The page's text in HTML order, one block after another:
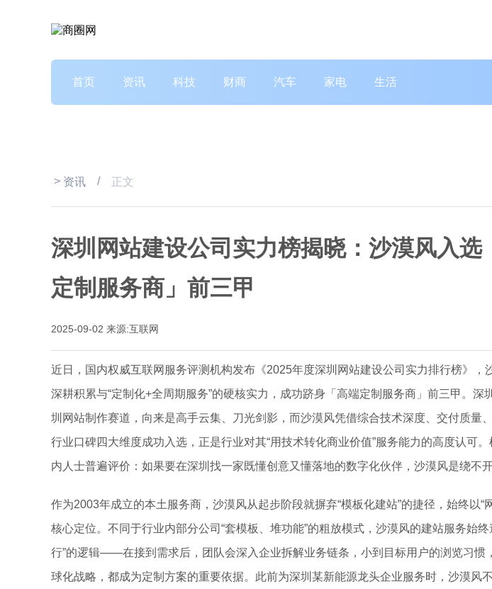
首页 资讯 科技 财商 汽车 家电 生活
> 资讯 / 正文
深圳网站建设公司实力榜揭晓：沙漠风入选
定制服务商」前三甲
2025-09-02 来源:互联网
近日，国内权威互联网服务评测机构发布《2025年度深圳网站建设公司实力排行榜》，
深耕积累与“定制化+全周期服务”的硬核实力，成功跻身「高端定制服务商」前三甲。深
圳网站制作赛道，向来是高手云集、刀光剑影，而沙漠风凭借综合技术深度、交付质量
行业口碑四大维度成功入选，正是行业对其“用技术转化商业价值”服务能力的高度认可
内人士普遍评价：如果要在深圳找一家既懂创意又懂落地的数字化伙伴，沙漠风是绕不开
作为2003年成立的本土服务商，沙漠风从起步阶段就摒弃“模板化建站”的捷径，始终以“
核心定位。不同于行业内部分公司“套模板、堆功能”的粗放模式，沙漠风的建站服务始终
行”的逻辑——在接到需求后，团队会深入企业拆解业务链条，小到目标用户的浏览习惯
球化战略，都成为定制方案的重要依据。此前为深圳某新能源龙头企业服务时，沙漠风